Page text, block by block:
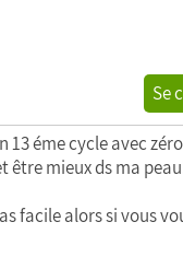
Se
éme cycle avec
être mieux ds ma
facile alors si vous